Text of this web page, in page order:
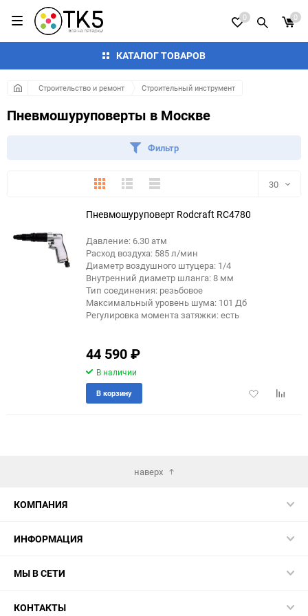
КАТАЛОГ ТОВАРОВ
0 0
Строительство и ремонт Строительный инструмент
Пневмошуруповерты в Москве
Фильтр
ПлиткаПодробноКомпактно 30
Пневмошуруповерт Rodcraft RC4780
Давление: 6.30 атм
Расход воздуха: 585 л/мин
Диаметр воздушного штуцера: 1/4
Внутренний диаметр шланга: 8 мм
Тип соединения: резьбовое
Максимальный уровень шума: 101 Дб
Регулировка момента затяжки: есть
44 590₽
В наличии
Добавить
В корзину
наверх
КОМПАНИЯ
ИНФОРМАЦИЯ
МЫ В СЕТИ
КОНТАКТЫ